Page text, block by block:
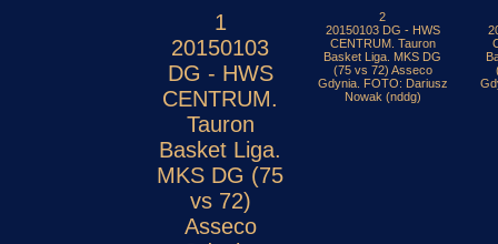
1
20150103
DG - HWS
CENTRUM.
Tauron
Basket Liga.
MKS DG (75
vs 72)
Asseco
2
20150103 DG - HWS
CENTRUM. Tauron
Basket Liga. MKS DG
(75 vs 72) Asseco
Gdynia. FOTO: Dariusz
Nowak (nddg)